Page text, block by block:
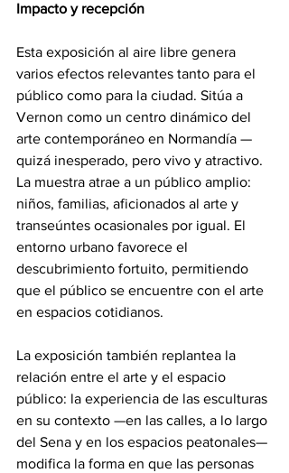
Impacto y recepción
Esta exposición al aire libre genera
varios efectos relevantes tanto para el
público como para la ciudad. Sitúa a
Vernon como un centro dinámico del
arte contemporáneo en Normandía —
quizá inesperado, pero vivo y atractivo.
La muestra atrae a un público amplio:
niños, familias, aficionados al arte y
transeúntes ocasionales por igual. El
entorno urbano favorece el
descubrimiento fortuito, permitiendo
que el público se encuentre con el arte
en espacios cotidianos.
La exposición también replantea la
relación entre el arte y el espacio
público: la experiencia de las esculturas
en su contexto —en las calles, a lo largo
del Sena y en los espacios peatonales—
modifica la forma en que las personas